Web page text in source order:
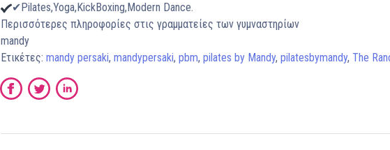
✔Pilates,Yoga,KickBoxing,Modern Dance.
Περισσότερες πληροφορίες στις γραμματείες των γυμναστηρίων
mandy
Ετικέτες: mandy persaki, mandypersaki, pbm, pilates by Mandy, pilatesbymandy, The